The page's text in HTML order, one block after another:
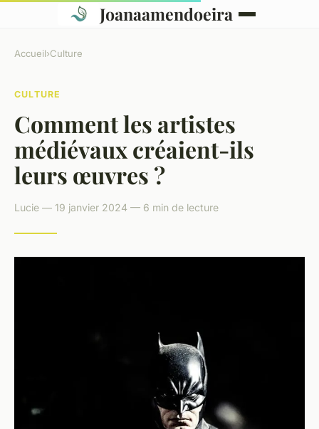
Joanaamendoeira
Accueil›Culture
CULTURE
Comment les artistes
médiévaux créaient-ils
leurs œuvres ?
Lucie — 19 janvier 2024 — 6 min de lecture